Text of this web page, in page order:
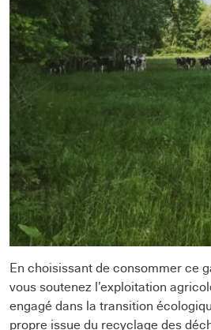
En choisissant de consommer ce
vous soutenez l’exploitation
engagé dans la transition
propre issue du recyclage des